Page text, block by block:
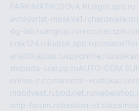
PARK-MATROSOVA.RUagat.spb.ru
avtoyurist-moskva1.ru
dg-lab.ruangrup.ru recruiter.spb.ru
krsk124.rukubok.spb.ru
analitikaplus.ruspyonline.ru
sloboda-ural.pp.ruAUTO-COM.SU
online-z.comaromat-vostoka.ru
mobilvest.rubbd.net.ru
smp-forum.rubastion-td.ru